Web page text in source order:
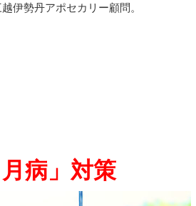
伊勢丹アポセカリー顧問。
病」対策